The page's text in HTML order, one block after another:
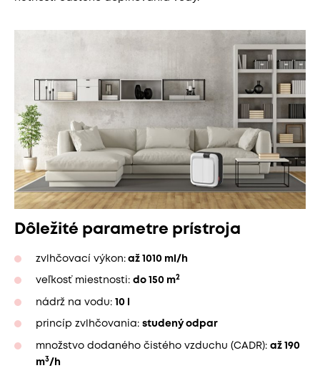
Dôležité parametre prístroja
zvlhčovací výkon: až 1010 ml/h
veľkosť miestnosti: do 150 m2
nádrž na vodu: 10 l
princíp zvlhčovania: studený odpar
množstvo dodaného čistého vzduchu (CADR): až 190
m3/h